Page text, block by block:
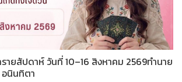
ายสัปดาห์ วันที่ 10–16 สิงหาคม 2569ทำนาย
นินทิตา